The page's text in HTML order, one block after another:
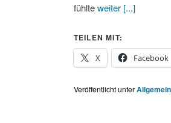
fühlteweiter [...]
TEILEN MIT:
X
Facebook
Veröffentlicht unterAllgemein